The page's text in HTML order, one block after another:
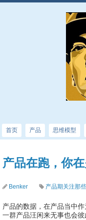
首页 产品 思维模型
产品在跑，你
Benker 产品期关注那
产品的数据，在产品当中
一群产品汪闲来无事也会